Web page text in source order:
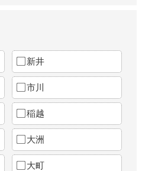
新井
市川
稲越
大洲
大町